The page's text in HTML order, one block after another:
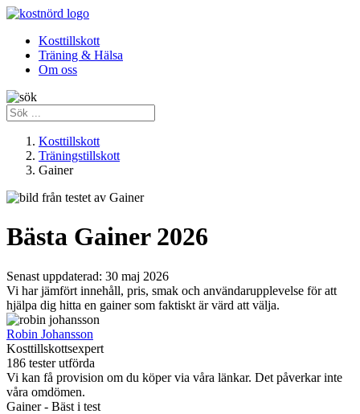
Kosttillskott
Träning & Hälsa
Om oss
Kosttillskott
Träningstillskott
Gainer
Bästa Gainer 2026
Senast uppdaterad: 30 maj 2026
Vi har jämfört innehåll, pris, smak och användarupplevelse för att
hjälpa dig hitta en gainer som faktiskt är värd att välja.
Robin Johansson
Kosttillskottsexpert
186 tester utförda
Vi kan få provision om du köper via våra länkar. Det påverkar inte
våra omdömen.
Gainer - Bäst i test